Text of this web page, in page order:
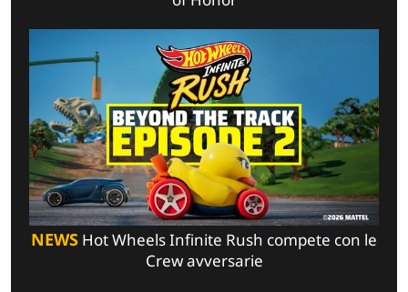
NEWS Hot Wheels Infinite Rush compete con le
Crew avversarie